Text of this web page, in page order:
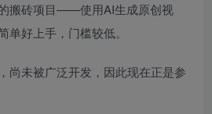
搬砖项目——使用AI生成原创视
好上手，门槛较低。
尚未被广泛开发，因此现在正是参